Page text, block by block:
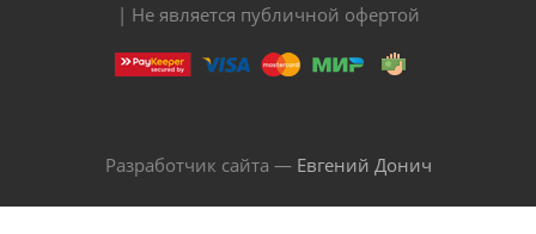
| Не является публичной офертой
Разработчик сайта — Евгений Донич